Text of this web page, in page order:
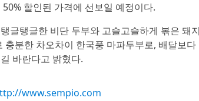
할인된 가격에 선보일 예정이다.
글탱글한 비단 두부와 고슬고슬하게 볶은 돼
충분한 차오차이 한국풍 마파두부로, 배달보
바란다고 밝혔다.
www.sempio.com